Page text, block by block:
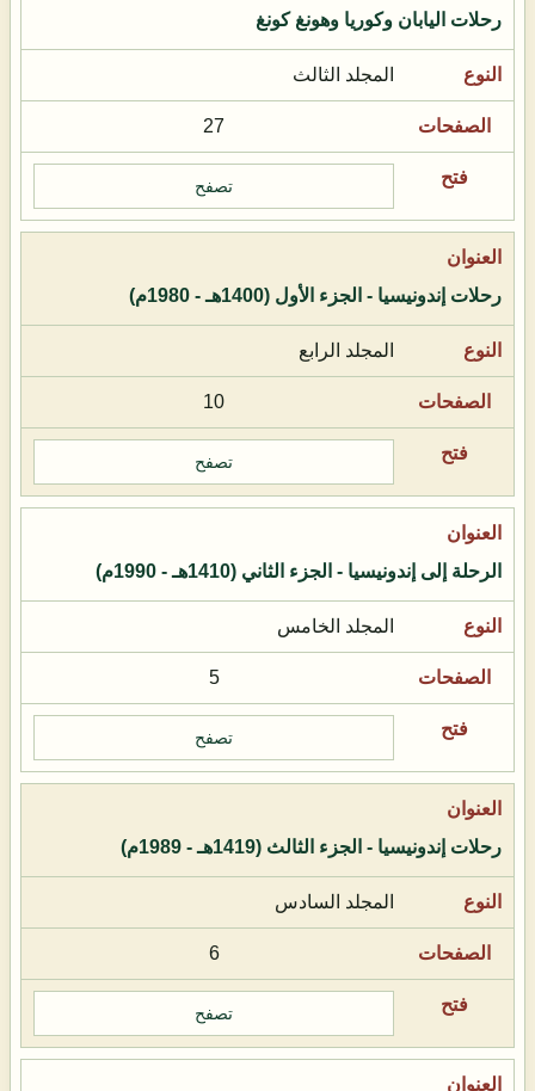
رحلات اليابان وكوريا وهونغ كونغ
المجلد الثالث
27
تصفح
رحلات إندونيسيا - الجزء الأول (1400هـ - 1980م)
المجلد الرابع
10
تصفح
الرحلة إلى إندونيسيا - الجزء الثاني (1410هـ - 1990م)
المجلد الخامس
5
تصفح
رحلات إندونيسيا - الجزء الثالث (1419هـ - 1989م)
المجلد السادس
6
تصفح